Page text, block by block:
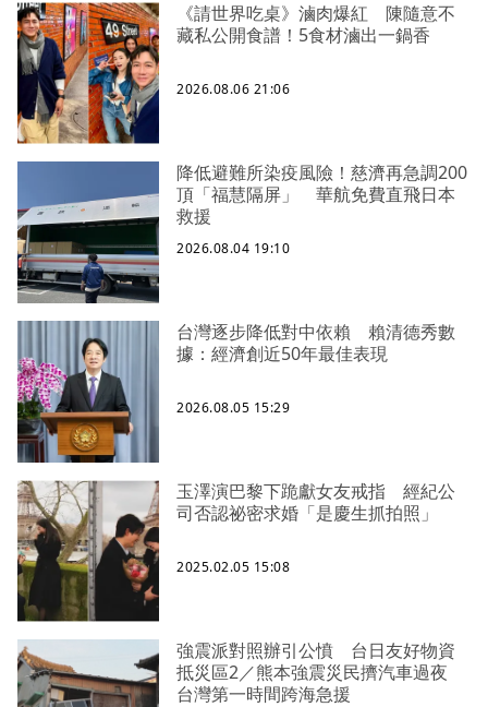
《請世界吃桌》滷肉爆紅 陳隨意不
藏私公開食譜！5食材滷出一鍋香
2026.08.06 21:06
降低避難所染疫風險！慈濟再急調200
頂「福慧隔屏」 華航免費直飛日本
救援
2026.08.04 19:10
台灣逐步降低對中依賴 賴清德秀數
據：經濟創近50年最佳表現
2026.08.05 15:29
玉澤演巴黎下跪獻女友戒指 經紀公
司否認祕密求婚「是慶生抓拍照」
2025.02.05 15:08
強震派對照辦引公憤 台日友好物資
抵災區2／熊本強震災民擠汽車過夜
台灣第一時間跨海急援